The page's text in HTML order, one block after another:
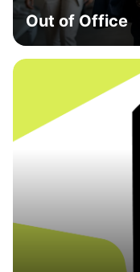
Out of Office